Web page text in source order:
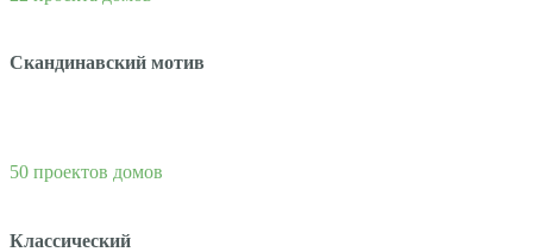
Скандинавский мотив
50 проектов домов
Классический